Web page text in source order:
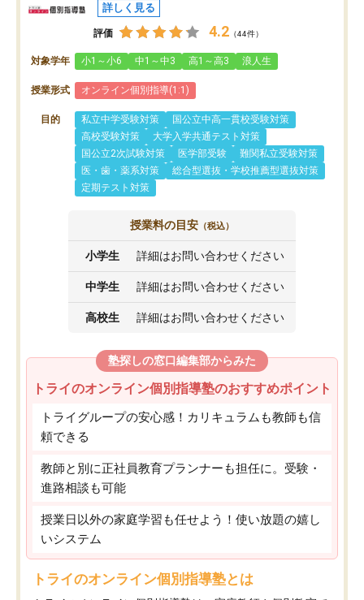
詳しく見る
評価 4.2 （44件）
対象学年 小1～小6 中1～中3 高1～高3 浪人生
授業形式 オンライン個別指導(1:1)
目的 私立中学受験対策
国公立中高一貫校受験対策
高校受験対策
大学入学共通テスト対策
国公立2次試験対策
医学部受験
難関私立受験対策
医・歯・薬系対策
総合型選抜・学校推薦型選抜対策
定期テスト対策
授業料の目安 （税込）
小学生 詳細はお問い合わせください
中学生 詳細はお問い合わせください
高校生 詳細はお問い合わせください
塾探しの窓口編集部からみた
トライのオンライン個別指導塾のおすすめポイント
トライグループの安心感！カリキュラムも教師も信
頼できる
教師と別に正社員教育プランナーも担任に。受験・
進路相談も可能
授業日以外の家庭学習も任せよう！使い放題の嬉し
いシステム
トライのオンライン個別指導塾とは